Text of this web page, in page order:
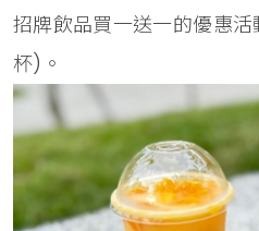
招牌飲品買一送一的優惠
杯)。